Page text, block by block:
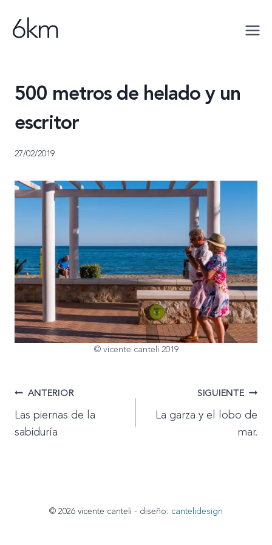
contenido
6km
500 metros de helado y un
escritor
27/02/2019
© vicente canteli 2019
Navegación
de
ANTERIOR
Las piernas de la
sabiduría
SIGUIENTE
La garza y el lobo de
mar.
© 2026 vicente canteli - diseño: cantelidesign